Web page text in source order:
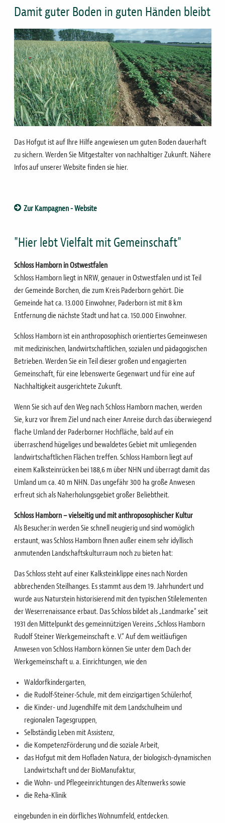
Damit guter Boden in guten Händen bleibt
Bild
Das Hofgut ist auf Ihre Hilfe angewiesen um guten Boden dauerhaft
zu sichern. Werden Sie Mitgestalter von nachhaltiger Zukunft. Nähere
Infos auf unserer Website finden sie hier.
Zur Kampagnen - Website
"Hier lebt Vielfalt mit Gemeinschaft"
Schloss Hamborn in Ostwestfalen
Schloss Hamborn liegt in NRW, genauer in Ostwestfalen und ist Teil
der Gemeinde Borchen, die zum Kreis Paderborn gehört. Die
Gemeinde hat ca. 13.000 Einwohner, Paderborn ist mit 8 km
Entfernung die nächste Stadt und hat ca. 150.000 Einwohner.
Schloss Hamborn ist ein anthroposophisch orientiertes Gemeinwesen
mit medizinischen, landwirtschaftlichen, sozialen und pädagogischen
Betrieben. Werden Sie ein Teil dieser großen und engagierten
Gemeinschaft, für eine lebenswerte Gegenwart und für eine auf
Nachhaltigkeit ausgerichtete Zukunft.
Wenn Sie sich auf den Weg nach Schloss Hamborn machen, werden
Sie, kurz vor Ihrem Ziel und nach einer Anreise durch das überwiegend
flache Umland der Paderborner Hochfläche, bald auf ein
überraschend hügeliges und bewaldetes Gebiet mit umliegenden
landwirtschaftlichen Flächen treffen. Schloss Hamborn liegt auf
einem Kalksteinrücken bei 188,6 m über NHN und überragt damit das
Umland um ca. 40 m NHN. Das ungefähr 300 ha große Anwesen
erfreut sich als Naherholungsgebiet großer Beliebtheit.
Schloss Hamborn – vielseitig und mit anthroposophischer Kultur
Als Besucher:in werden Sie schnell neugierig und sind womöglich
erstaunt, was Schloss Hamborn Ihnen außer einem sehr idyllisch
anmutenden Landschaftskulturraum noch zu bieten hat:
Das Schloss steht auf einer Kalksteinklippe eines nach Norden
abbrechenden Steilhanges. Es stammt aus dem 19. Jahrhundert und
wurde aus Naturstein historisierend mit den typischen Stilelementen
der Weserrenaissance erbaut. Das Schloss bildet als „Landmarke“ seit
1931 den Mittelpunkt des gemeinnützigen Vereins „Schloss Hamborn
Rudolf Steiner Werkgemeinschaft e. V.“ Auf dem weitläufigen
Anwesen von Schloss Hamborn können Sie unter dem Dach der
Werkgemeinschaft u. a. Einrichtungen, wie den
Waldorfkindergarten,
die Rudolf-Steiner-Schule, mit dem einzigartigen Schülerhof,
die Kinder- und Jugendhilfe mit dem Landschulheim und
regionalen Tagesgruppen,
Selbständig Leben mit Assistenz,
die KompetenzFörderung und die soziale Arbeit,
das Hofgut mit dem Hofladen Natura, der biologisch-dynamischen
Landwirtschaftund der BioManufaktur,
die Wohn- und Pflegeeinrichtungen des Altenwerks sowie
die Reha-Klinik
eingebunden in ein dörfliches Wohnumfeld, entdecken.